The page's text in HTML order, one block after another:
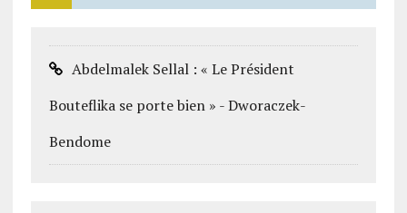
Abdelmalek Sellal : « Le Président
Bouteflika se porte bien » - Dworaczek-
Bendome